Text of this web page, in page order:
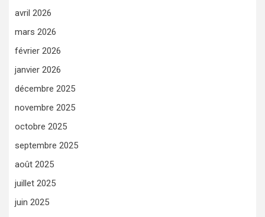
avril 2026
mars 2026
février 2026
janvier 2026
décembre 2025
novembre 2025
octobre 2025
septembre 2025
août 2025
juillet 2025
juin 2025